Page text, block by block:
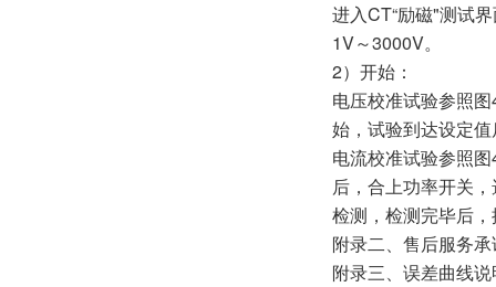
进入CT“励磁"测试
1V～3000V。
2）开始：
电压校准试验参照
始，试验到达设定
电流校准试验参照
后，合上功率开关
检测，检测完毕后
附录二、售后服务
附录三、误